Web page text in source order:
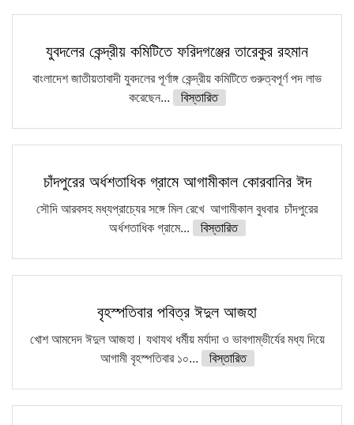
যুবদলের কেন্দ্রীয় কমিটিতে ফরিদগঞ্জের তারেকুর রহমান
বাংলাদেশ জাতীয়তাবাদী যুবদলের পূর্ণাঙ্গ কেন্দ্রীয় কমিটিতে গুরুত্বপূর্ণ পদ লাভ
করেছেন...
বিস্তারিত
চাঁদপুরের অর্ধশতাধিক গ্রামে আগামীকাল কোরবানির ঈদ
সৌদি আরবসহ মধ্যপ্রাচ্যের সঙ্গে মিল রেখে আগামীকাল বুধবার চাঁদপুরের
অর্ধশতাধিক গ্রামে...
বিস্তারিত
বৃহস্পতিবার পবিত্র ঈদুল আজহা
খোশ আমদেদ ঈদুল আজহা। যথাযথ ধর্মীয় মর্যাদা ও ভাবগাম্ভীর্যের মধ্য দিয়ে
আগামী বৃহস্পতিবার ১০...
বিস্তারিত